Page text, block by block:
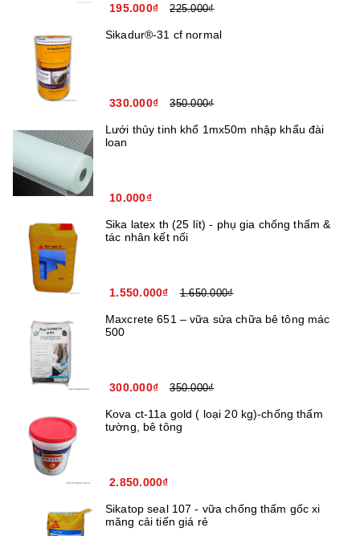
195.000₫ 225.000₫
Sikadur®-31 cf normal
330.000₫ 350.000₫
Lưới thủy tinh khổ 1mx50m nhập khẩu đài
loan
10.000₫
Sika latex th (25 lít) - phụ gia chống thấm &
tác nhân kết nối
1.550.000₫ 1.650.000₫
Maxcrete 651 – vữa sửa chữa bê tông mác
500
300.000₫ 350.000₫
Kova ct-11a gold ( loại 20 kg)-chống thấm
tường, bê tông
2.850.000₫
Sikatop seal 107 - vữa chống thấm gốc xi
măng cải tiến giá rẻ